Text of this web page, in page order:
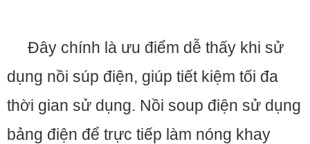
Đây chính là ưu điểm dễ thấy khi sử
dụng nồi súp điện, giúp tiết kiệm tối đa
thời gian sử dụng. Nồi soup điện sử dụng
bảng điện để trực tiếp làm nóng khay